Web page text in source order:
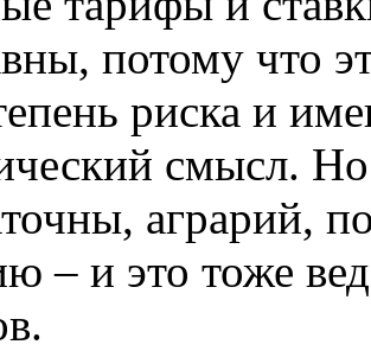
потому что
риска и
смысл. Но
аграрий,
– и это тоже